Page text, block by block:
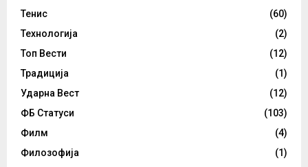
Тенис
(60)
Технологија
(2)
Топ Вести
(12)
Традиција
(1)
Ударна Вест
(12)
ФБ Статуси
(103)
Филм
(4)
Филозофија
(1)